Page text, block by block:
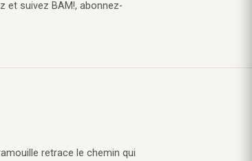
et suivez BAM!, abonnez-
retrace le chemin qui